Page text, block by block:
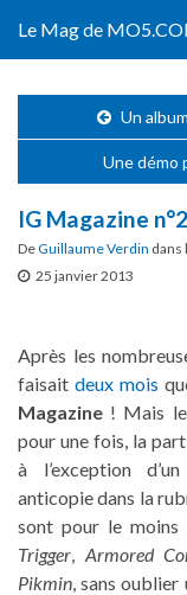
Le Mag de
Un
Une démo
IG Magazine
DeGuillaume Verdin dans
25 janvier 2013
Après les
faisait deux mois
Magazine ! Mais
pour une fois, la
à l’exception
anticopie dans la
sont pour le
Trigger, Armored
Pikmin, sans oublier